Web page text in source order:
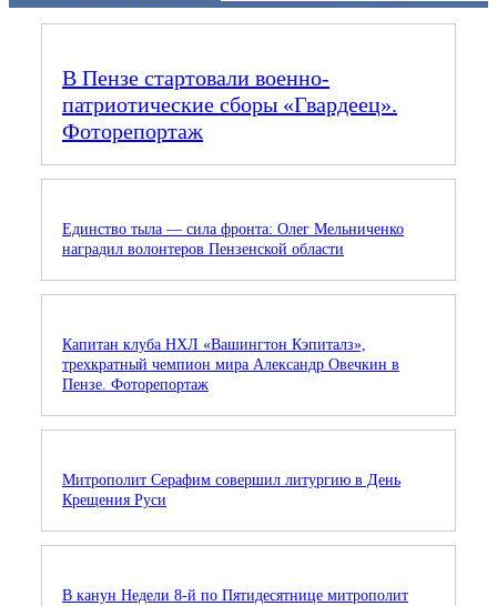
В Пензе стартовали военно-
патриотические сборы «Гвардеец».
Фоторепортаж
Единство тыла — сила фронта: Олег Мельниченко
наградил волонтеров Пензенской области
Капитан клуба НХЛ «Вашингтон Кэпиталз»,
трехкратный чемпион мира Александр Овечкин в
Пензе. Фоторепортаж
Митрополит Серафим совершил литургию в День
Крещения Руси
В канун Недели 8-й по Пятидесятнице митрополит